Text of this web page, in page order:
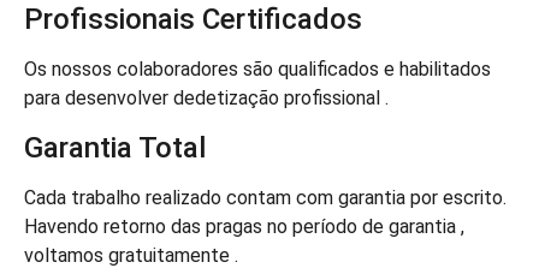
Profissionais Certificados
Os nossos colaboradores são qualificados e habilitados
para desenvolver dedetização profissional .
Garantia Total
Cada trabalho realizado contam com garantia por escrito.
Havendo retorno das pragas no período de garantia ,
voltamos gratuitamente .